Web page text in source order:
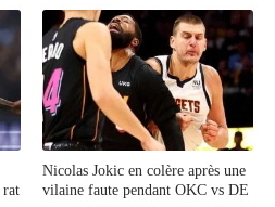
rat
Nicolas Jokic en colère après une
vilaine faute pendant OKC vs DE